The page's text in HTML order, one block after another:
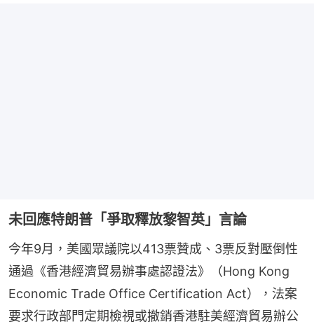
未回應特朗普「爭取釋放黎智英」言論
今年9月，美國眾議院以413票贊成、3票反對壓倒性
通過《香港經濟貿易辦事處認證法》（Hong Kong
Economic Trade Office Certification Act），法案
要求行政部門定期檢視或撤銷香港駐美經濟貿易辦公